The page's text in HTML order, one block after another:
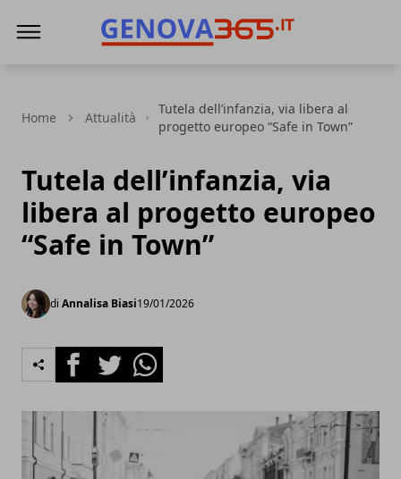
Home Attualità
Tutela dell’infanzia, via libera al
progetto europeo “Safe in Town”
Tutela dell’infanzia, via
libera al progetto europeo
“Safe in Town”
di Annalisa Biasi19/01/2026
FacebookTwitterWhatsapp